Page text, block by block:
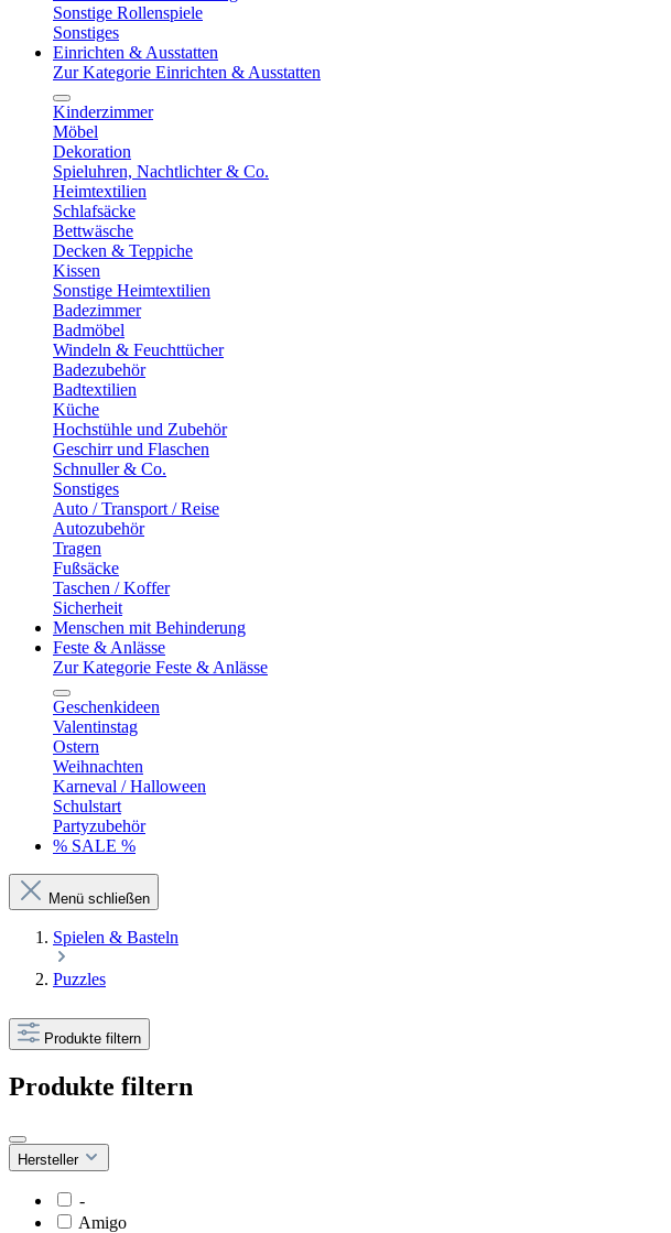
Sonstige Rollenspiele
Sonstiges
Einrichten & Ausstatten
Zur Kategorie Einrichten & Ausstatten
Kinderzimmer
Möbel
Dekoration
Spieluhren, Nachtlichter & Co.
Heimtextilien
Schlafsäcke
Bettwäsche
Decken & Teppiche
Kissen
Sonstige Heimtextilien
Badezimmer
Badmöbel
Windeln & Feuchttücher
Badezubehör
Badtextilien
Küche
Hochstühle und Zubehör
Geschirr und Flaschen
Schnuller & Co.
Sonstiges
Auto / Transport / Reise
Autozubehör
Tragen
Fußsäcke
Taschen / Koffer
Sicherheit
Menschen mit Behinderung
Feste & Anlässe
Zur Kategorie Feste & Anlässe
Geschenkideen
Valentinstag
Ostern
Weihnachten
Karneval / Halloween
Schulstart
Partyzubehör
% SALE %
Menü schließen
Spielen & Basteln
Puzzles
Produkte filtern
Produkte filtern
Hersteller
-
Amigo